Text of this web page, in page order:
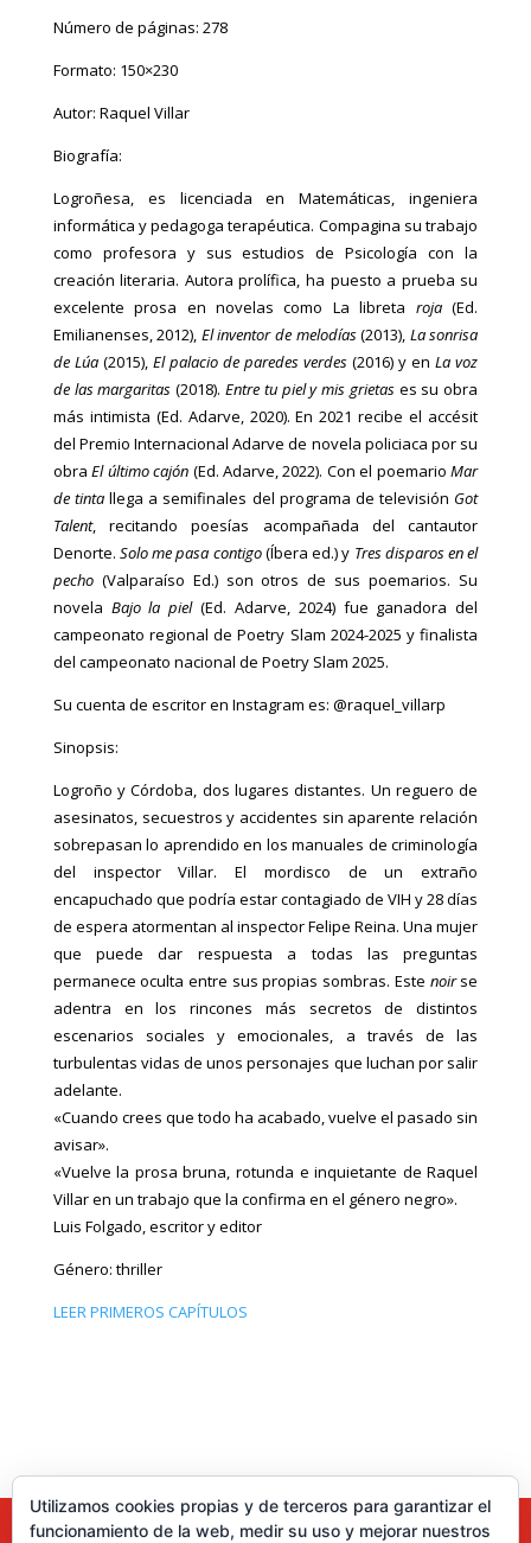
Número de páginas: 278
Formato: 150×230
Autor: Raquel Villar
Biografía:
Logroñesa, es licenciada en Matemáticas, ingeniera
informática y pedagoga terapéutica. Compagina su trabajo
como profesora y sus estudios de Psicología con la
creación literaria. Autora prolífica, ha puesto a prueba su
excelente prosa en novelas como La libreta roja(Ed.
Emilianenses, 2012), El inventor de melodías(2013), La sonrisa
de Lúa(2015), El palacio de paredes verdes(2016) y enLa voz
de las margaritas (2018). Entre tu piel y mis grietases su obra
más intimista (Ed. Adarve, 2020). En 2021 recibe el accésit
del Premio Internacional Adarve de novela policiaca por su
obraEl último cajón (Ed. Adarve, 2022). Con el poemarioMar
de tintallega a semifinales del programa de televisión Got
Talent, recitando poesías acompañada del cantautor
Denorte.Solo me pasa contigo(Íbera ed.) y Tres disparos en el
pecho(Valparaíso Ed.) son otros de sus poemarios. Su
novela Bajo la piel(Ed. Adarve, 2024) fue ganadora del
campeonato regional de Poetry Slam 2024-2025 y finalista
del campeonato nacional de Poetry Slam 2025.
Su cuenta de escritor en Instagram es: @raquel_villarp
Sinopsis:
Logroño y Córdoba, dos lugares distantes. Un reguero de
asesinatos, secuestros y accidentes sin aparente relación
sobrepasan lo aprendido en los manuales de criminología
del inspector Villar. El mordisco de un extraño
encapuchado que podría estar contagiado de VIH y 28 días
de espera atormentan al inspector Felipe Reina. Una mujer
que puede dar respuesta a todas las preguntas
permanece oculta entre sus propias sombras. Este noirse
adentra en los rincones más secretos de distintos
escenarios sociales y emocionales, a través de las
turbulentas vidas de unos personajes que luchan por salir
adelante.
«Cuando crees que todo ha acabado, vuelve el pasado sin
avisar».
«Vuelve la prosa bruna, rotunda e inquietante de Raquel
Villar en un trabajo que la confirma en el género negro».
Luis Folgado, escritor y editor
Género: thriller
LEER PRIMEROS CAPÍTULOS
Utilizamos cookies propias y de terceros para garantizar el
funcionamiento de la web, medir su uso y mejorar nuestros